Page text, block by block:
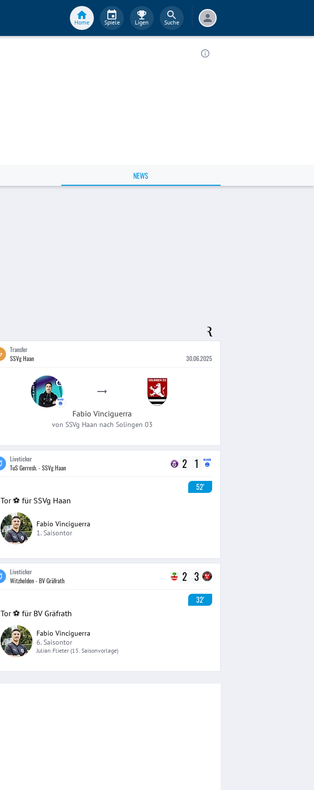
Home Spiele Ligen Suche
NEWS
Transfer
SSVg Haan
30.06.2025
Fabio Vinciguerra
von SSVg Haan nach Solingen 03
Liveticker
TuS Gerresh. - SSVg Haan
2 1
52'
Tor ⚽️ für SSVg Haan
Fabio Vinciguerra
1. Saisontor
Liveticker
Witzhelden - BV Gräfrath
2 3
32'
Tor ⚽️ für BV Gräfrath
Fabio Vinciguerra
6. Saisontor
Julian Flieter (15. Saisonvorlage)